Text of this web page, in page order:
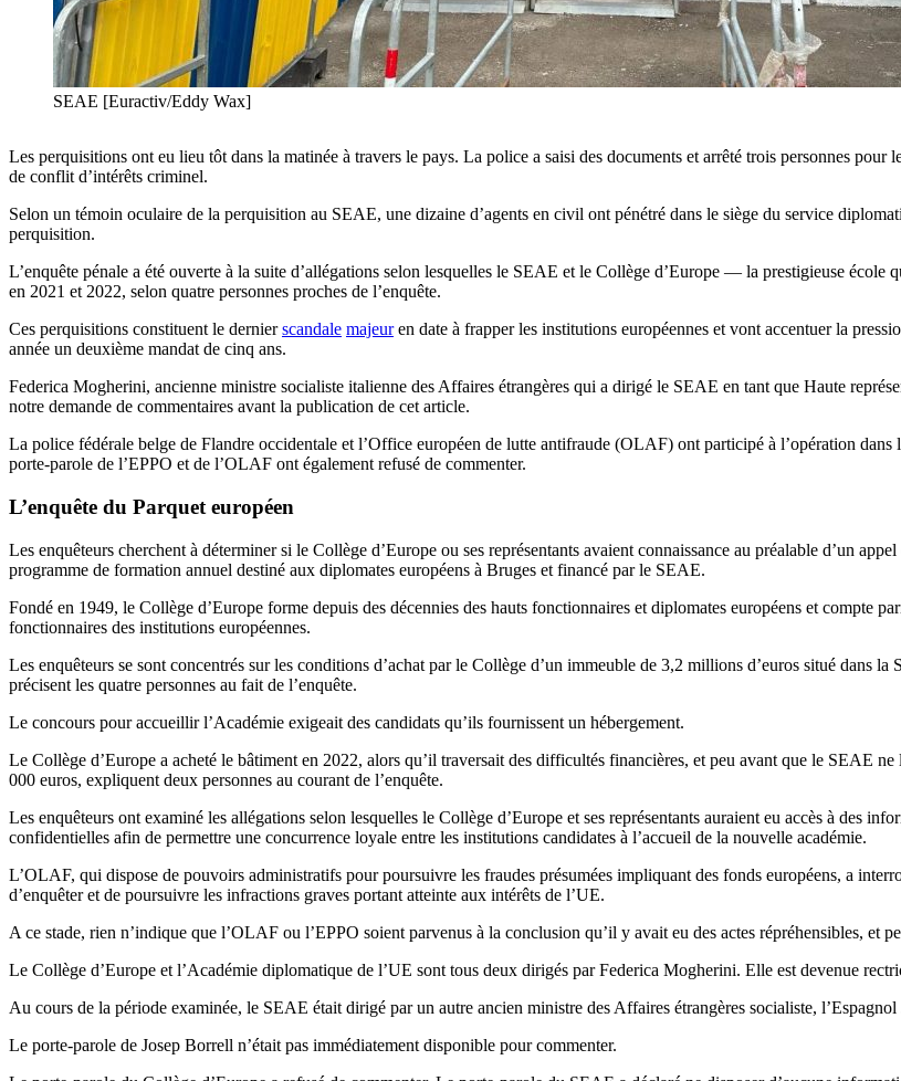
SEAE [Euractiv/Eddy Wax]
Les perquisitions ont eu lieu tôt dans la matinée à travers le pays. La police a saisi des documents et arrêté trois personnes pour
de conflit d’intérêts criminel.
Selon un témoin oculaire de la perquisition au SEAE, une dizaine d’agents en civil ont pénétré dans le siège du service
perquisition.
L’enquête pénale a été ouverte à la suite d’allégations selon lesquelles le SEAE et le Collège d’Europe — la prestigieuse
en 2021 et 2022, selon quatre personnes proches de l’enquête.
Ces perquisitions constituent le dernierscandale majeuren date à frapper les institutions européennes et vont accentuer la
année un deuxième mandat de cinq ans.
Federica Mogherini, ancienne ministre socialiste italienne des Affaires étrangères qui a dirigé le SEAE en tant que Haute
notre demande de commentaires avant la publication de cet article.
La police fédérale belge de Flandre occidentale et l’Office européen de lutte antifraude (OLAF) ont participé à l’opération dans
porte-parole de l’EPPO et de l’OLAF ont également refusé de commenter.
L’enquête du Parquet européen
Les enquêteurs cherchent à déterminer si le Collège d’Europe ou ses représentants avaient connaissance au préalable d’un
programme de formation annuel destiné aux diplomates européens à Bruges et financé par le SEAE.
Fondé en 1949, le Collège d’Europe forme depuis des décennies des hauts fonctionnaires et diplomates européens et compte
fonctionnaires des institutions européennes.
Les enquêteurs se sont concentrés sur les conditions d’achat par le Collège d’un immeuble de 3,2 millions d’euros situé dans
précisent les quatre personnes au fait de l’enquête.
Le concours pour accueillir l’Académie exigeait des candidats qu’ils fournissent un hébergement.
Le Collège d’Europe a acheté le bâtiment en 2022, alors qu’il traversait des difficultés financières, et peu avant que le SEAE
000 euros, expliquent deux personnes au courant de l’enquête.
Les enquêteurs ont examiné les allégations selon lesquelles le Collège d’Europe et ses représentants auraient eu accès à des
confidentielles afin de permettre une concurrence loyale entre les institutions candidates à l’accueil de la nouvelle académie.
L’OLAF, qui dispose de pouvoirs administratifs pour poursuivre les fraudes présumées impliquant des fonds européens, a
d’enquêter et de poursuivre les infractions graves portant atteinte aux intérêts de l’UE.
A ce stade, rien n’indique que l’OLAF ou l’EPPO soient parvenus à la conclusion qu’il y avait eu des actes répréhensibles, et
Le Collège d’Europe et l’Académie diplomatique de l’UE sont tous deux dirigés par Federica Mogherini. Elle est devenue
Au cours de la période examinée, le SEAE était dirigé par un autre ancien ministre des Affaires étrangères socialiste,
Le porte-parole de Josep Borrell n’était pas immédiatement disponible pour commenter.